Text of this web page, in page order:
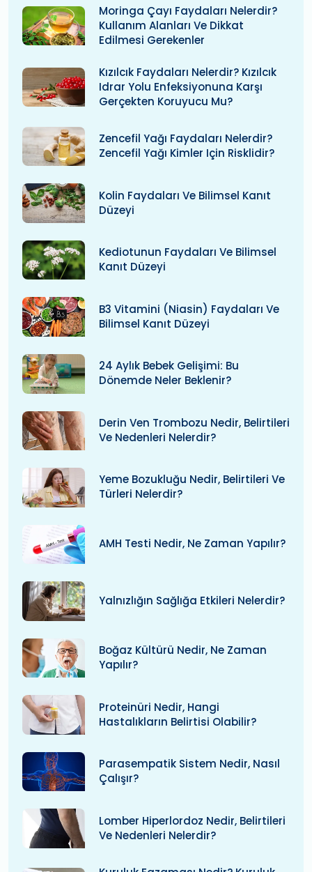
Moringa Çayı Faydaları Nelerdir?
Kullanım Alanları Ve Dikkat
Edilmesi Gerekenler
Kızılcık Faydaları Nelerdir? Kızılcık
Idrar Yolu Enfeksiyonuna Karşı
Gerçekten Koruyucu Mu?
Zencefil Yağı Faydaları Nelerdir?
Zencefil Yağı Kimler Için Risklidir?
Kolin Faydaları Ve Bilimsel Kanıt
Düzeyi
Kediotunun Faydaları Ve Bilimsel
Kanıt Düzeyi
B3 Vitamini (niasin) Faydaları Ve
Bilimsel Kanıt Düzeyi
24 Aylık Bebek Gelişimi: Bu
Dönemde Neler Beklenir?
Derin Ven Trombozu Nedir, Belirtileri
Ve Nedenleri Nelerdir?
Yeme Bozukluğu Nedir, Belirtileri Ve
Türleri Nelerdir?
AMH Testi Nedir, Ne Zaman Yapılır?
Yalnızlığın Sağlığa Etkileri Nelerdir?
Boğaz Kültürü Nedir, Ne Zaman
Yapılır?
Proteinüri Nedir, Hangi
Hastalıkların Belirtisi Olabilir?
Parasempatik Sistem Nedir, Nasıl
Çalışır?
Lomber Hiperlordoz Nedir, Belirtileri
Ve Nedenleri Nelerdir?